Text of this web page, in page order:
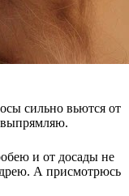
сильно вьются от
и от досады не
А присмотрюсь